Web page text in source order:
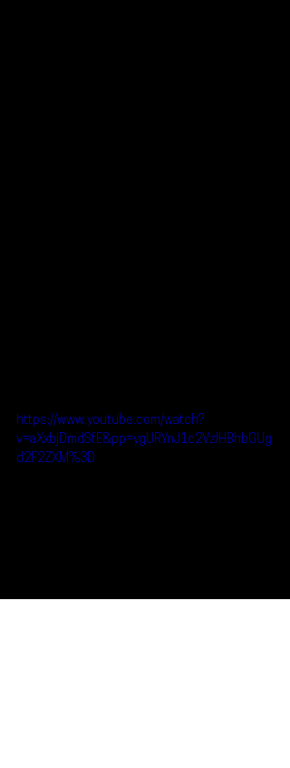
https://www.youtube.com/watch?
v=aXxbjDmdSfE&pp=ygURYnJ1c2VzIHBhbGUg
d2F2ZXM%3D